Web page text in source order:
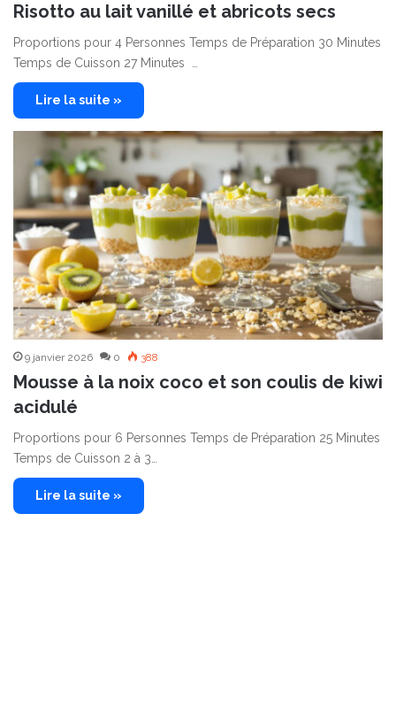
Risotto au lait vanillé et abricots secs
Proportions pour 4 Personnes Temps de Préparation 30 Minutes
Temps de Cuisson 27 Minutes …
Lire la suite »
9 janvier 2026 0 388
Mousse à la noix coco et son coulis de kiwi
acidulé
Proportions pour 6 Personnes Temps de Préparation 25 Minutes
Temps de Cuisson 2 à 3…
Lire la suite »